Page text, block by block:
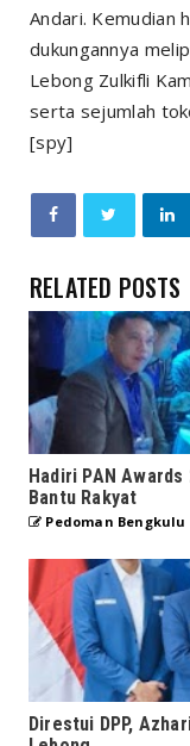
Andari. Kemudian
dukungannya
Lebong Zulkifli
serta sejumlah
[spy]
RELATED POSTS
Hadiri PAN
Bantu Rakyat
Pedoman Bengkulu
Direstui DPP,